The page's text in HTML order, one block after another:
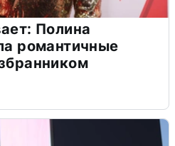
Полина
романтичные